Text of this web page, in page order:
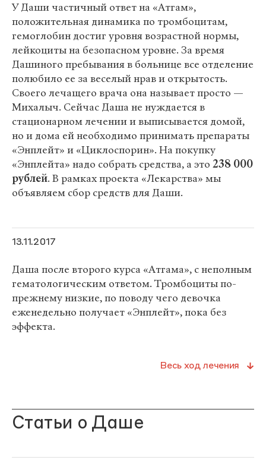
У Даши частичный ответ на «Атгам»,
положительная динамика по тромбоцитам,
гемоглобин достиг уровня возрастной нормы,
лейкоциты на безопасном уровне. За время
Дашиного пребывания в больнице все отделение
полюбило ее за веселый нрав и открытость.
Своего лечащего врача она называет просто —
Михалыч. Сейчас Даша не нуждается в
стационарном лечении и выписывается домой,
но и дома ей необходимо принимать препараты
«Энплейт» и «Циклоспорин». На покупку
«Энплейта» надо собрать средства, а это 238 000
рублей. В рамках проекта «Лекарства» мы
объявляем сбор средств для Даши.
13.11.2017
Даша после второго курса «Атгама», с неполным
гематологическим ответом. Тромбоциты по-
прежнему низкие, по поводу чего девочка
еженедельно получает «Энплейт», пока без
эффекта.
Весь ход лечения
Статьи о Даше